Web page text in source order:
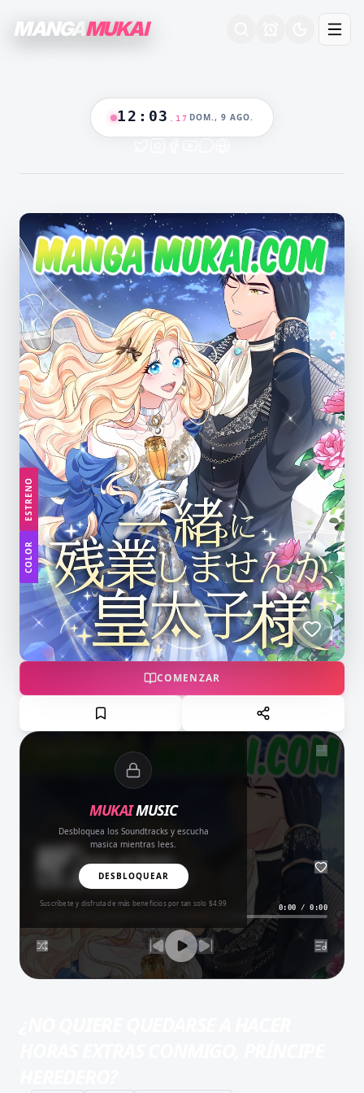
MANGA MUKAI
12 : 03 18 DOM., 9 AGO.
ESTRENO
COLOR
COMENZAR
MUKAIMUSIC
Desbloquea los Soundtracks y escucha
masica mientras lees.
DESBLOQUEAR
Suscríbete y disfruta de más beneficios por tan solo $4.99
Amor del Bueno
BALADA
0:00 /0:00